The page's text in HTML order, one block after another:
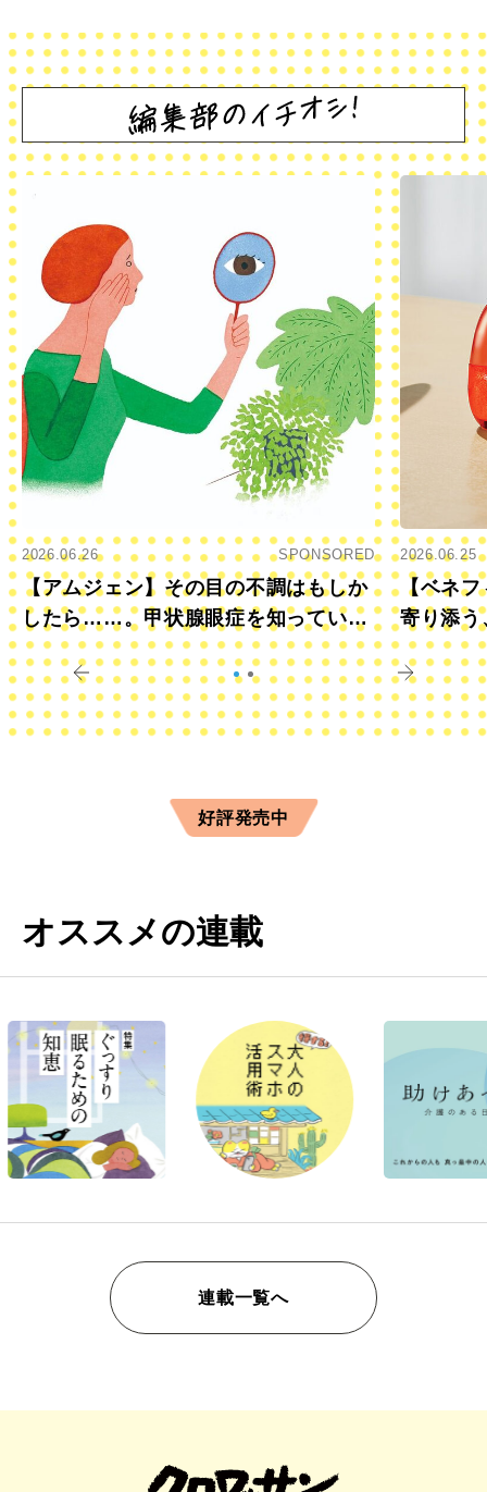
2026.06.26 SPONSORED
【アムジェン】その目の不調はもしか
したら……。甲状腺眼症を知っていま
すか？
2026.06.25
【ベネフ
寄り添う
きに
好評発売中
オススメの連載
連載一覧へ